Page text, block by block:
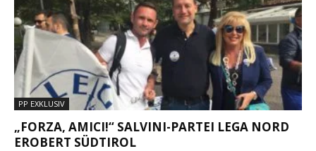
PP EXKLUSIV
„FORZA, AMICI!“ SALVINI-PARTEI LEGA NORD
EROBERT SÜDTIROL